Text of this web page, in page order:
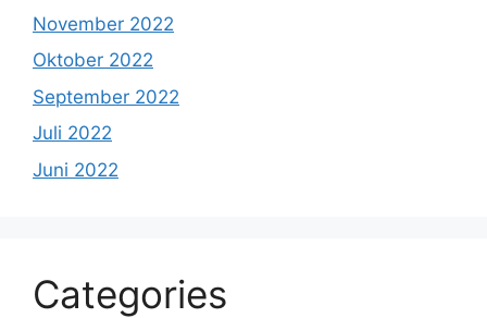
November 2022
Oktober 2022
September 2022
Juli 2022
Juni 2022
Categories